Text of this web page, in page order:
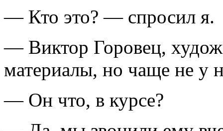
— Кто это? — спросил я.
— Виктор Горовец,
материалы, но чаще не у
— Он что, в курсе?